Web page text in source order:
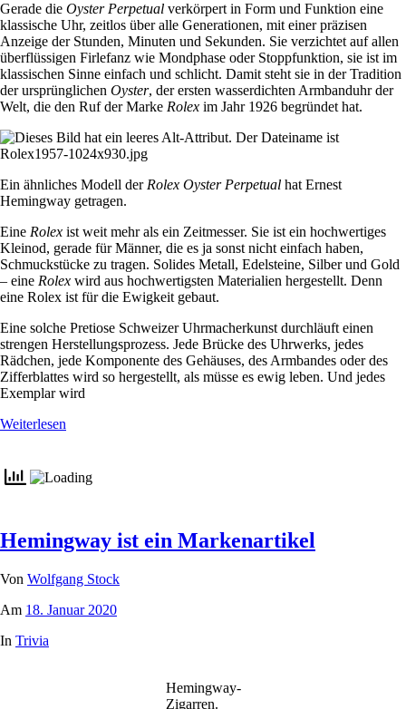
Gerade die Oyster Perpetual verkörpert in Form und Funktion eine
klassische Uhr, zeitlos über alle Generationen, mit einer präzisen
Anzeige der Stunden, Minuten und Sekunden. Sie verzichtet auf allen
überflüssigen Firlefanz wie Mondphase oder Stoppfunktion, sie ist im
klassischen Sinne einfach und schlicht. Damit steht sie in der Tradition
der ursprünglichen Oyster, der ersten wasserdichten Armbanduhr der
Welt, die den Ruf der Marke Rolex im Jahr 1926 begründet hat.
Ein ähnliches Modell der Rolex Oyster Perpetual hat Ernest
Hemingway getragen.
Eine Rolex ist weit mehr als ein Zeitmesser. Sie ist ein hochwertiges
Kleinod, gerade für Männer, die es ja sonst nicht einfach haben,
Schmuckstücke zu tragen. Solides Metall, Edelsteine, Silber und Gold
– eine Rolex wird aus hochwertigsten Materialien hergestellt. Denn
eine Rolex ist für die Ewigkeit gebaut.
Eine solche Pretiose Schweizer Uhrmacherkunst durchläuft einen
strengen Herstellungsprozess. Jede Brücke des Uhrwerks, jedes
Rädchen, jede Komponente des Gehäuses, des Armbandes oder des
Zifferblattes wird so hergestellt, als müsse es ewig leben. Und jedes
Exemplar wird
Weiterlesen
Hemingway ist ein Markenartikel
Von Wolfgang Stock
Am 18. Januar 2020
In Trivia
Hemingway-
Zigarren.